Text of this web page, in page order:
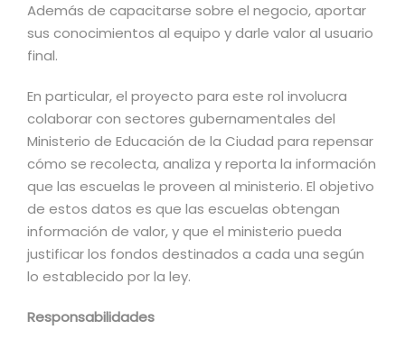
Además de capacitarse sobre el negocio, aportar
sus conocimientos al equipo y darle valor al usuario
final.
En particular, el proyecto para este rol involucra
colaborar con sectores gubernamentales del
Ministerio de Educación de la Ciudad para repensar
cómo se recolecta, analiza y reporta la información
que las escuelas le proveen al ministerio. El objetivo
de estos datos es que las escuelas obtengan
información de valor, y que el ministerio pueda
justificar los fondos destinados a cada una según
lo establecido por la ley.
Responsabilidades